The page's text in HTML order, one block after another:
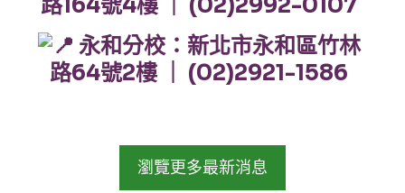
路164號4樓 ｜ (02)2992-0107
永和分校：新北市永和區竹林
路64號2樓 ｜ (02)2921-1586
瀏覽更多最新消息